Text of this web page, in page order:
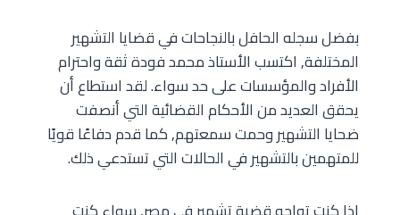
بفضل سجله الحافل بالنجاحات في قضايا التشهير
المختلفة, اكتسب الأستاذ محمد فودة ثقة واحترام
الأفراد والمؤسسات على حد سواء. لقد استطاع أن
يحقق العديد من الأحكام القضائية التي أنصفت
ضحايا التشهير وحمت سمعتهم, كما قدم دفاعًا قويًا
للمتهمين بالتشهير في الحالات التي تستدعي ذلك.